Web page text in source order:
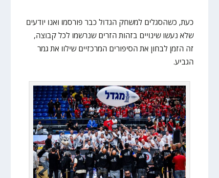
כעת, כשהסגלים למשחק הגדול כבר פורסמו ואנו יודעים
שלא נעשו שינויים בזהות הזרים שנרשמו לכל קבוצה,
זה הזמן לבחון את הסיפורים המרכזיים שילוו את גמר
הגביע.